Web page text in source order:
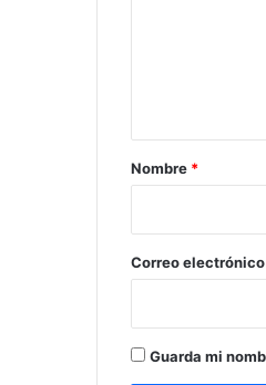
r
*
Nombre *
Correo electrónico
Guarda mi